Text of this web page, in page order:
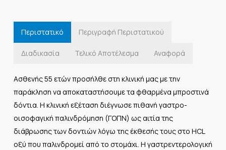
Περιστατικό Περιγραφή Περιστατικού
Διαδικασία Τελικό Αποτέλεσμα Αναφορά
Ασθενής 55 ετών προσήλθε στη κλινική μας με την
παράκληση να αποκαταστήσουμε τα φθαρμένα μπροστινά
δόντια. Η κλινική εξέταση διέγνωσε πιθανή γαστρο-
οισοφαγική παλινδρόμηση (ΓΟΠΝ) ως αιτία της
διάβρωσης των δοντιών λόγω της έκθεσής τους στο HCL
οξύ που παλινδρομεί από το στομάχι. Η γαστρεντερολογική